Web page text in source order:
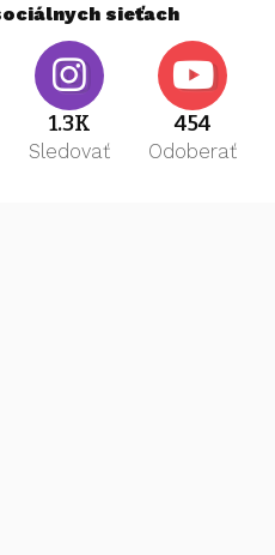
sieťach
1.3K
Sledovať
454
Odoberať